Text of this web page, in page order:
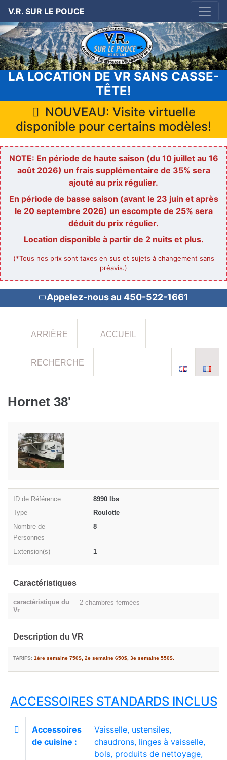
V.R. SUR LE POUCE
LA LOCATION DE VR SANS CASSE-
TÊTE!
NOUVEAU: Visite virtuelle
disponible pour certains modèles!
NOTE: En période de haute saison (du 10 juillet au 16
août 2026) un frais supplémentaire de 35% sera
ajouté au prix régulier.
En période de basse saison (avant le 23 juin et après
le 20 septembre 2026) un escompte de 25% sera
déduit du prix régulier.
Location disponible à partir de 2 nuits et plus.
(*Tous nos prix sont taxes en sus et sujets à changement sans
préavis.)
Appelez-nous au 450-522-1661
ARRIÈRE ACCUEIL
RECHERCHE
Hornet 38'
ID de Référence
8990 lbs
Type
Roulotte
Nombre de
Personnes
8
Extension(s) 1
Caractéristiques
caractéristique du
Vr
2 chambres fermées
Description du VR
TARIFS: 1ère semaine 750$, 2e semaine 650$, 3e semaine 550$.
ACCESSOIRES STANDARDS INCLUS
Accessoires
de cuisine :
Vaisselle, ustensiles,
chaudrons, linges à vaisselle,
bols, produits de nettoyage,